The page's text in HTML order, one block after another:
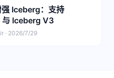
Iceberg：支持
与 Iceberg V3
· 2026/7/29